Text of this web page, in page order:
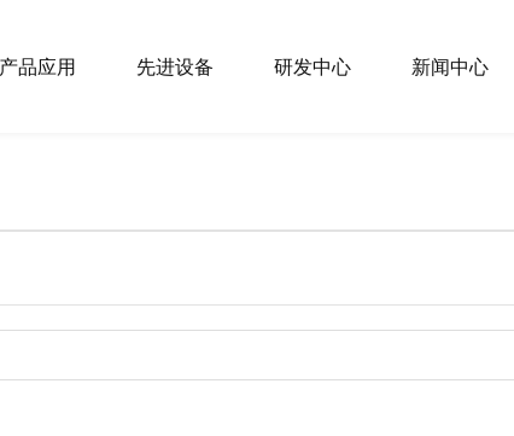
产品应用 先进设备 研发中心 新闻中心